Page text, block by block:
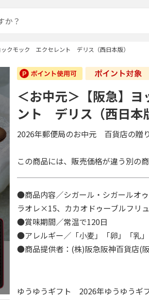
ックモック エクセレント デリス（西日本版）
＜お中元＞【阪急】
ント デリス（西日本
2026年郵便局のお中元 百貨店の贈
この商品には、販売価格が違う別の商
●商品内容／シガール・シガールオ
ラオレ×15、カカオドゥーブルフリ
●賞味期間／常温で120日
●アレルギー／「小麦」「卵」「乳
●商品提供者：(株)阪急阪神百貨店(
ゆうゆうギフト 2026年ゆうゆうギ